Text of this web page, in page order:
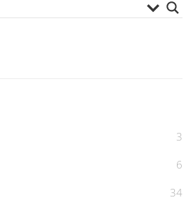
3
6
34